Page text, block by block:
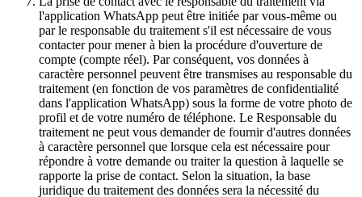
l'application WhatsApp peut être initiée par vous-même ou
par le responsable du traitement s'il est nécessaire de vous
contacter pour mener à bien la procédure d'ouverture de
compte (compte réel). Par conséquent, vos données à
caractère personnel peuvent être transmises au responsable du
traitement (en fonction de vos paramètres de confidentialité
dans l'application WhatsApp) sous la forme de votre photo de
profil et de votre numéro de téléphone. Le Responsable du
traitement ne peut vous demander de fournir d'autres données
à caractère personnel que lorsque cela est nécessaire pour
répondre à votre demande ou traiter la question à laquelle se
rapporte la prise de contact. Selon la situation, la base
juridique du traitement des données sera la nécessité du